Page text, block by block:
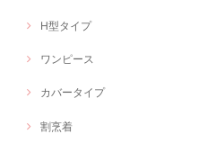
H型タイプ
ワンピース
カバータイプ
割烹着